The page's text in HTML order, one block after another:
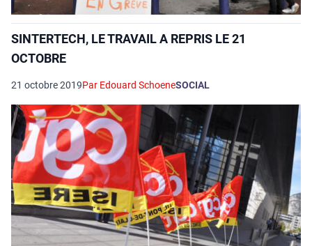
SINTERTECH, LE TRAVAIL A REPRIS LE 21
OCTOBRE
21 octobre 2019Par Edouard SchoeneSOCIAL